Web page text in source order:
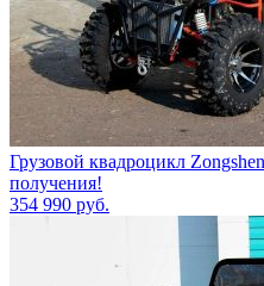
Грузовой квадроцикл
получения!
354 990 руб.